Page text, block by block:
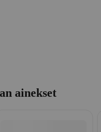
ainekset